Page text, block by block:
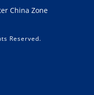
China Zone
Reserved.